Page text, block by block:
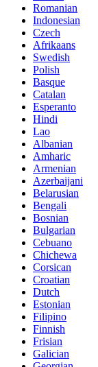
Romanian
Indonesian
Czech
Afrikaans
Swedish
Polish
Basque
Catalan
Esperanto
Hindi
Lao
Albanian
Amharic
Armenian
Azerbaijani
Belarusian
Bengali
Bosnian
Bulgarian
Cebuano
Chichewa
Corsican
Croatian
Dutch
Estonian
Filipino
Finnish
Frisian
Galician